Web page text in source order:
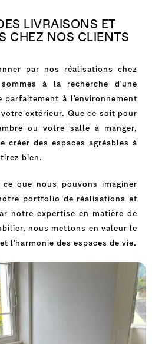
LIVRAISONS ET
CHEZ NOS CLIENTS
par nos réalisations chez
à la recherche d'une
parfaitement à l'environnement
extérieur. Que ce soit pour
ou votre salle à manger,
créer des espaces agréables à
bien.
que nous pouvons imaginer
portfolio de réalisations et
notre expertise en matière de
nous mettons en valeur le
l'harmonie des espaces de vie.